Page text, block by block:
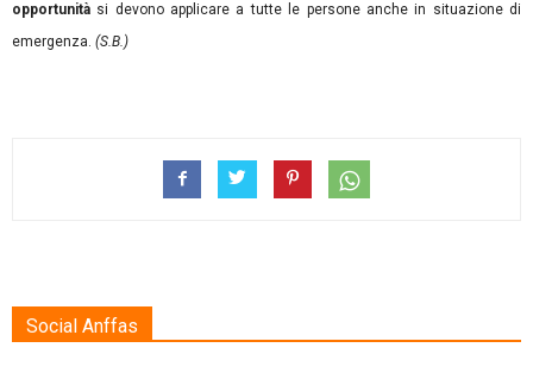
opportunità si devono applicare a tutte le persone anche in situazione di
emergenza. (S.B.)
Social Anffas